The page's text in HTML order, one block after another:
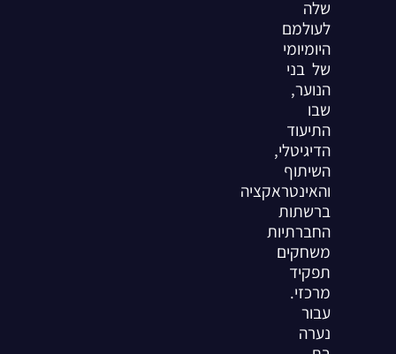
שלה
לעולמם
היומיומי
של בני
הנוער,
שבו
התיעוד
הדיגיטלי,
השיתוף
והאינטראקציה
ברשתות
החברתיות
משחקים
תפקיד
מרכזי.
עבור
נערה